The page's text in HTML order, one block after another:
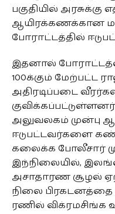
பகுதியில் அரசுக்கு
ஆயிரக்கணக்கான
போராட்டத்தில்
இதனால்
100க்கும் மேற்பட்ட
அதிரடிப்படை
அலுவலகம் முன்பு
ஈடுபட்டவர்களை
கலைக்க போலீசார்
இந்நிலையில்,
அசாதாரண சூழல்
நிலை பிரகடனத்தை
ரணில் விக்ரமசிங்க